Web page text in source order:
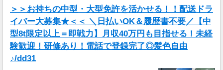
▼貯金の目安
＜リゾートバイト＞
住まい ：無料
水道光熱費：無料
Wi-Fi代 ：無料
食費 ：無料
スマホ ：0.5万円
＞＞お持ちの中型・大型免許を活かせる！！配送ドラ
イバー大募集★＜＜ ＼日払いOK＆履歴書不要／【中
型8t限定以上＝即戦力】月収40万円も目指せる！未経
験歓迎！研修あり！電話で登録完了◎髪色自由
♪/dd31